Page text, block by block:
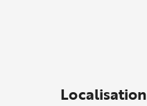
Localisation